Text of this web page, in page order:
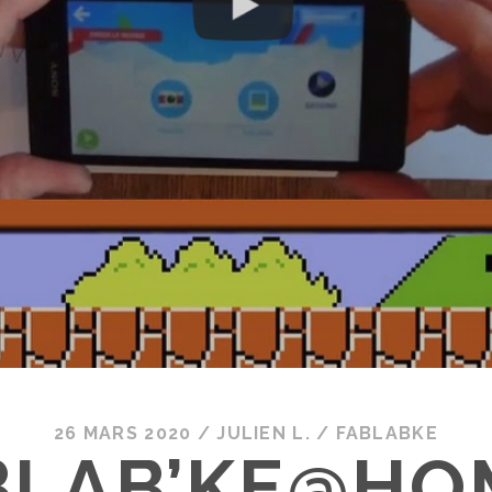
26 MARS 2020 / JULIEN L. / FABLABKE